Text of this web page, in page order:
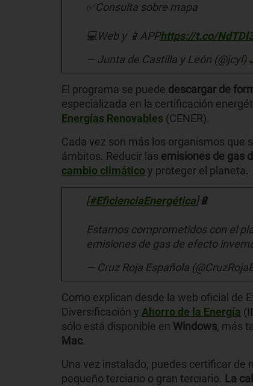
✅Consulta sobre mapa
💻Web y 📱APPhttps://t.co/
— Junta de Castilla y León (@jcyl)
El programa se puede descargar de
especializada en la certificación
Energías Renovables (CENER).
Cada vez son más los organismos que
ámbitos. Reducir las emisiones de gas
cambio climáticoy proteger el planeta.
[#EficienciaEnergética]🔋
Estamos comprometidos con el
emisiones de gas de efecto
— Cruz Roja Española
Como explican desde la web oficial de
Diversificación y Ahorro de la Energía
sólo está disponible en Windows, más
Mac.
Una vez instalado, puedes certificar de
pequeño terciario o gran terciario. La